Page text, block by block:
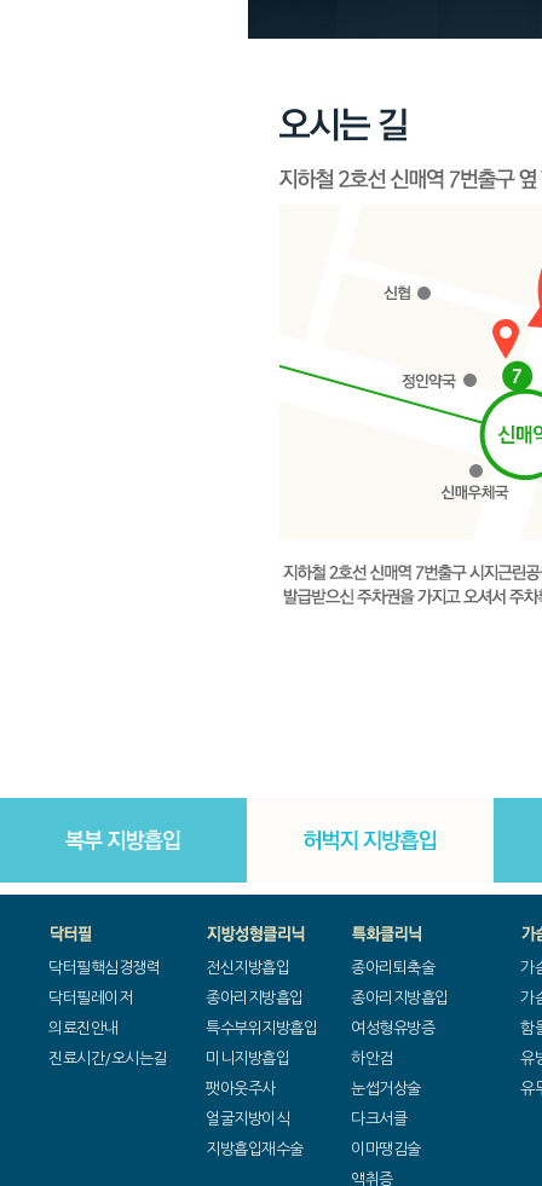
닥터필핵심경쟁력
닥터필레이저
의료진안내
진료시간/오시는길
전신지방흡입
종아리지방흡입
특수부위지방흡입
미니지방흡입
팻아웃주사
얼굴지방이식
지방흡입재수술
종아리퇴축술
종아리지방흡입
여성형유방증
하안검
눈썹거상술
다크서클
이마땡김술
액취증
가
가
함
유
유